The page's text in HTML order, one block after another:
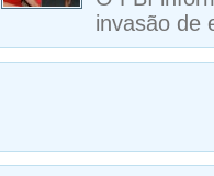
invasão de